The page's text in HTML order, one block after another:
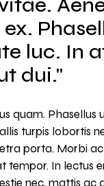
luc. In
dui.
quam. Phasellus
turpis lobortis
porta. Morbi
tempor. In lectus
nec, mattis ac